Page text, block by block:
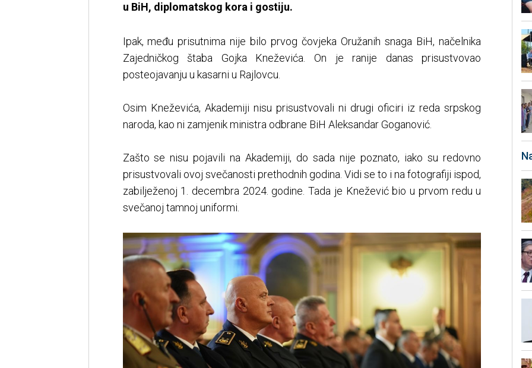
u BiH, diplomatskog kora i gostiju.
Ipak, među prisutnima nije bilo prvog čovjeka Oružanih snaga BiH, načelnika
Zajedničkog štaba Gojka Kneževića. On je ranije danas prisustvovao
posteojavanju u kasarni u Rajlovcu.
Osim Kneževića, Akademiji nisu prisustvovali ni drugi oficiri iz reda srpskog
naroda, kao ni zamjenik ministra odbrane BiH Aleksandar Goganović.
Zašto se nisu pojavili na Akademiji, do sada nije poznato, iako su redovno
prisustvovali ovoj svečanosti prethodnih godina. Vidi se to i na fotografiji ispod,
zabilježenoj 1. decembra 2024. godine. Tada je Knežević bio u prvom redu u
svečanoj tamnoj uniformi.